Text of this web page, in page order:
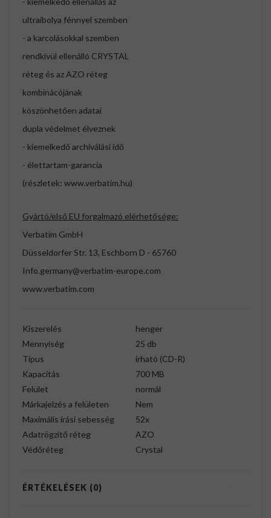
ultraibolya fénnyel szemben
- a karcolásokkal szemben
rendkívül ellenálló CRYSTAL
réteg és az AZO réteg
kombinácójának
köszönhetően adatai
dupla védelmet élveznek
- kiemelkedő archiválási idő
- élettartam-garancia
(részletek: www.verbatim.hu)
Gyártó/első EU forgalmazó elérhetősége:
Verbatim GmbH
Düsseldorfer Str. 13, Eschborn D - 65760
Info.germany@verbatim-europe.com
www.verbatim.com
Kiszerelés
henger
Mennyiség
25 db
Típus
írható (CD-R)
Kapacitás
700 MB
Felület
normál
Márkajelzés a felületen
Nem
Maximális írási sebesség
52x
Adatrögzítő réteg
AZO
Védőréteg
Crystal
ÉRTÉKELÉSEK (0)